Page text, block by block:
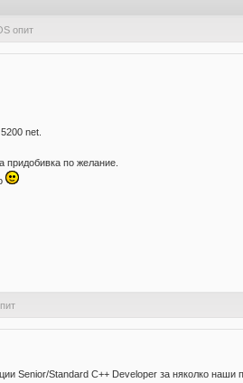
опит
net.
придобивка по желание.
Senior/Standard C++ Developer за няколко наши